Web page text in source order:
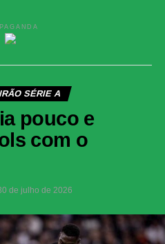
SÉRIE A
pouco e
com o
de julho de 2026